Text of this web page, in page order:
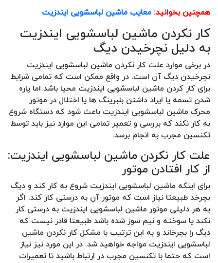
همچنین بخوانید: معایب ماشین لباسشویی ایندزیت
کار نکردن ماشین لباسشویی ایندزیت
به دلیل نچرخیدن دیگ
در برخی موارد علت کار نکردن ماشین لباسشویی ایندزیت
نچرخیدن دیگ آن است. در واقع ممکن است که تمامی شرایط
برای کار کردن ماشین لباسشویی ایندزیت محیا باشد اما پاره
شدن تسمه یا ایراد داشتن بلبرینگ ها یا اختلال در موتور
محرک ماشین لباسشویی ایندزیت باعث شود که دستگاه شروع
به کار نکند که بررسی و تعمیر تمامی این موارد نیز باید توسط
تکنسین مجرب به انجام برسد.
علت کار نکردن ماشین لباسشویی ایندزیت:
از کار افتادن موتور
برای اینکه ماشین لباسشویی ایندزیت شروع به کار کند و دیگ
بچرخد طبیعتا نیاز است که موتور آن به درستی کار کند. اگر
به هر دلیلی موتور ماشین لباسشویی ایندزیت به درستی کار
نکند یا سوخته و نیم سوز شده باشد طبیعتا قادر نیست که
دیگ را بچرخاند و به این ترتیب با مشکل کار نکردن ماشین
لباسشویی ایندزیت مواجه خواهید شد. در این مورد نیز نیاز
است که حتما با تکنسین مجرب در ارتباط باشید تا تعمیرات